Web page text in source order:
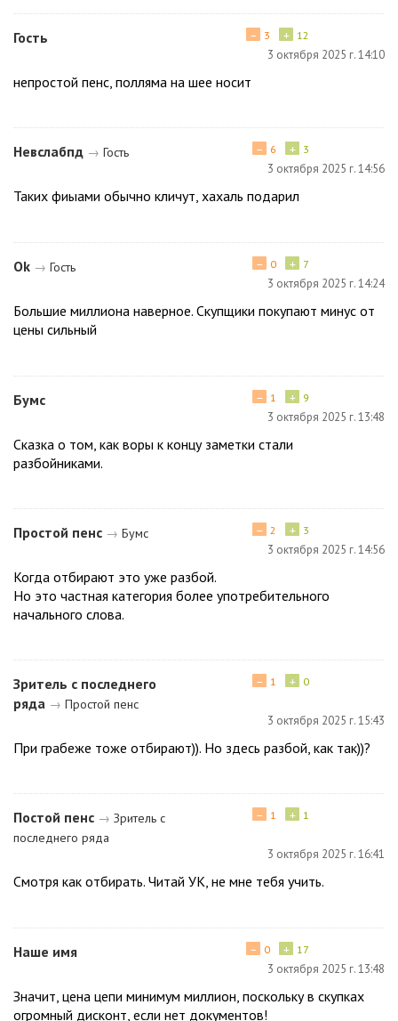
Гость + 12
− 3
3 октября 2025 г. 14:10
непростой пенс, полляма на шее носит
Невслабпд → Гость + 3
− 6
3 октября 2025 г. 14:56
Таких фиыами обычно кличут, хахаль подарил
Ok → Гость + 7
− 0
3 октября 2025 г. 14:24
Большие миллиона наверное. Скупщики покупают минус от
цены сильный
Бумс + 9
− 1
3 октября 2025 г. 13:48
Сказка о том, как воры к концу заметки стали
разбойниками.
Простой пенс → Бумс + 3
− 2
3 октября 2025 г. 14:56
Когда отбирают это уже разбой.
Но это частная категория более употребительного
начального слова.
Зритель с последнего
ряда → Простой пенс
+ 0
− 1
3 октября 2025 г. 15:43
При грабеже тоже отбирают)). Но здесь разбой, как так))?
Постой пенс → Зритель с
последнего ряда
+ 1
− 1
3 октября 2025 г. 16:41
Смотря как отбирать. Читай УК, не мне тебя учить.
Наше имя + 17
− 0
3 октября 2025 г. 13:48
Значит, цена цепи минимум миллион, поскольку в скупках
огромный дисконт, если нет документов!